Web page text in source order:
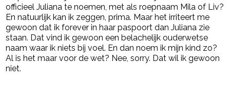
officieel Juliana te noemen, met als roepnaam Mila of Liv?
En natuurlijk kan ik zeggen, prima. Maar het irriteert me
gewoon dat ik forever in haar paspoort dan Juliana zie
staan. Dat vind ik gewoon een belachelijk ouderwetse
naam waar ik niets bij voel. En dan noem ik mijn kind zo?
Al is het maar voor de wet? Nee, sorry. Dat wil ik gewoon
niet.